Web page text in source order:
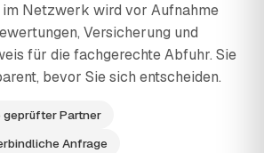
Netzwerk wird vor Aufnahme
Versicherung und
für die fachgerechte Abfuhr. Sie
bevor Sie sich entscheiden.
geprüfter Partner
Anfrage